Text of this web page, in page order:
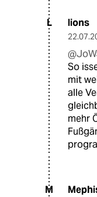
L lions
So
mit
alle
mehr
M